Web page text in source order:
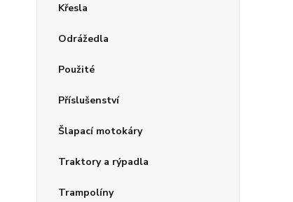
Křesla
Odrážedla
Použité
Příslušenství
Šlapací motokáry
Traktory a rýpadla
Trampolíny